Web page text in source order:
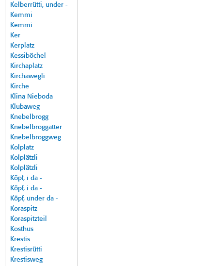
Kelberrütti, under -
Kemmi
Kemmi
Ker
Kerplatz
Kessiböchel
Kirchaplatz
Kirchawegli
Kirche
Klina Nieboda
Klubaweg
Knebelbrogg
Knebelbroggatter
Knebelbroggweg
Kolplatz
Kolplätzli
Kolplätzli
Köpf, i da -
Köpf, i da -
Köpf, under da -
Koraspitz
Koraspitzteil
Kosthus
Krestis
Krestisrütti
Krestisweg